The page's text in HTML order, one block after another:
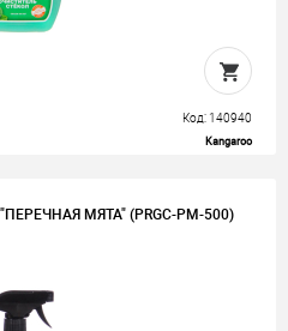
Код: 140940
Kangaroo
МЯТА" (PRGC-PM-500)